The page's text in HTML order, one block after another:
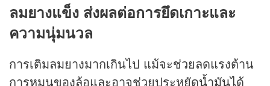
ลมยางแข็ง ส่งผลต่อการยึดเกาะและ
ความนุ่มนวล
การเติมลมยางมากเกินไป แม้จะช่วยลดแรงต้าน
การหมุนของล้อและอาจช่วยประหยัดน้ำมันได้